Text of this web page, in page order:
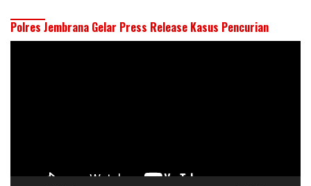
Polres Jembrana Gelar Press Release Kasus Pencurian